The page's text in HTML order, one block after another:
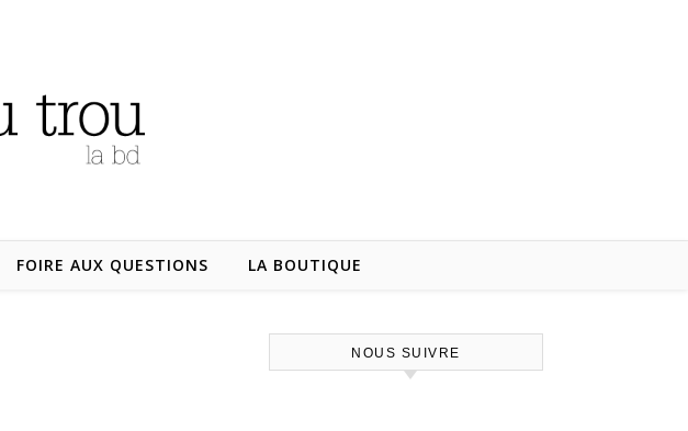
FOIRE AUX QUESTIONS LA BOUTIQUE
NOUS SUIVRE